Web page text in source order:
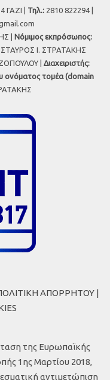
ΓΑΖΙ | Τηλ.: 2810 822294 |
| Νόμιμος εκπρόσωπος:
Ι. ΣΤΡΑΤΑΚΗΣ
| Διαχειριστής:
ονόματος τομέα (domain
ΑΠΟΡΡΗΤΟΥ |
της Ευρωπαϊκής
1ης Μαρτίου 2018,
αντιμετώπιση